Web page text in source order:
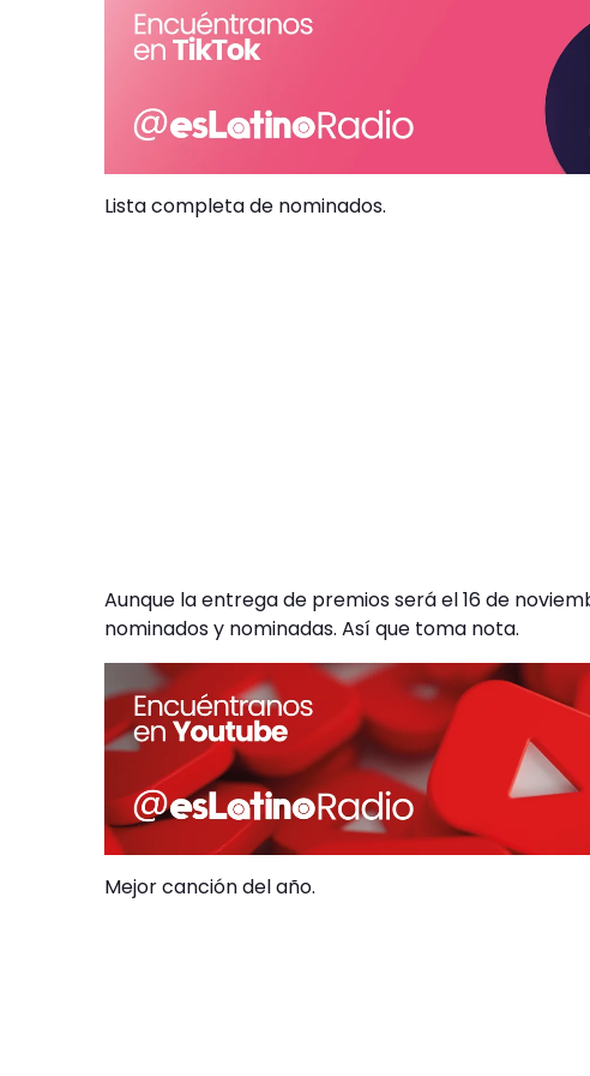
Lista completa de nominados.
Aunque la entrega de premios será el 16 de
nominados y nominadas. Así que toma nota.
Mejor canción del año.